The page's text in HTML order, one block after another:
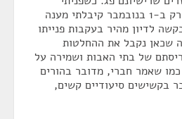
בשאילתה למשרד האוצר, רק ב-1 בנובמבר קיבלתי מענה
בקשה לדיון מהיר בעקבות פנייתו
שכאן נקבל את ההחלטות
של בתי האבות ושמירה על
שאמר חברי, מדובר בהורים
בקשישים סיעודיים קשים,